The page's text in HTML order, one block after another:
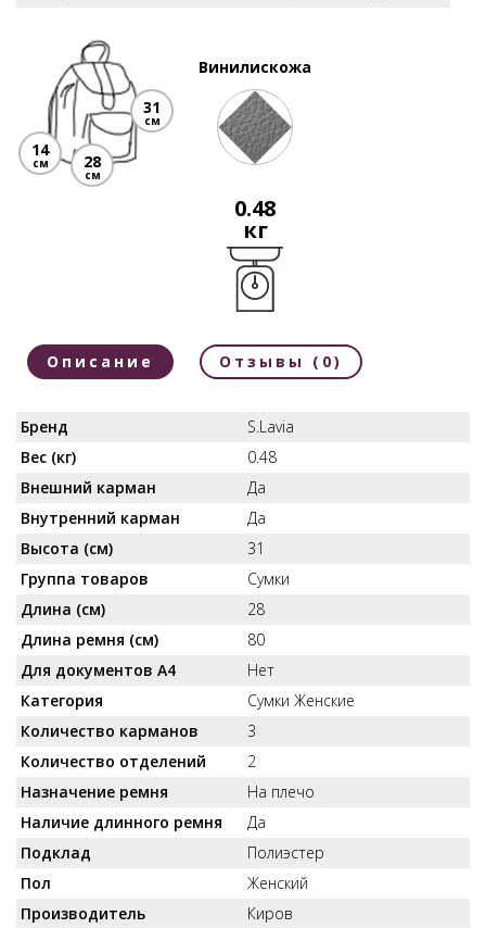
14
см
31
см
28
см
Винилискожа
0.48
кг
Описание Отзывы (0)
Бренд
S.Lavia
Вес (кг)
0.48
Внешний карман
Да
Внутренний карман
Да
Высота (см)
31
Группа товаров
Сумки
Длина (см)
28
Длина ремня (см)
80
Для документов А4
Нет
Категория
Сумки Женские
Количество карманов
3
Количество отделений
2
Назначение ремня
На плечо
Наличие длинного ремня
Да
Подклад
Полиэстер
Пол
Женский
Производитель
Киров